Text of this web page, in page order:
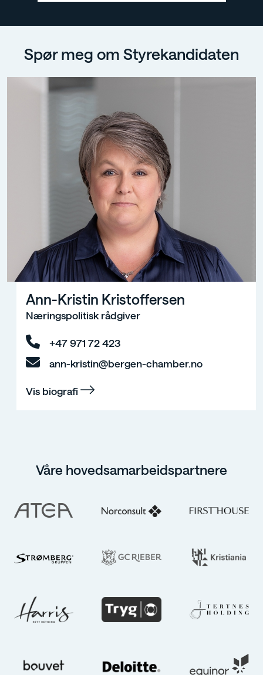
Spør meg om Styrekandidaten
Ann-Kristin Kristoffersen
Næringspolitisk rådgiver
+47 971 72 423
ann-kristin@bergen-chamber.no
Vis biografi
Våre hovedsamarbeidspartnere